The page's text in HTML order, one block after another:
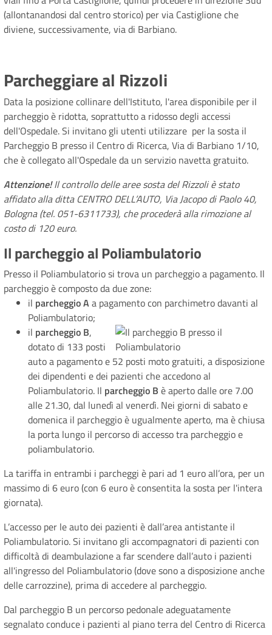
(allontanandosi dal centro storico) per via Castiglione che
diviene, successivamente, via di Barbiano.
Parcheggiare al Rizzoli
Data la posizione collinare dell'Istituto, l'area disponibile per il
parcheggio è ridotta, soprattutto a ridosso degli accessi
dell'Ospedale. Si invitano gli utenti utilizzare per la sosta il
Parcheggio B presso il Centro di Ricerca, Via di Barbiano 1/10,
che è collegato all'Ospedale da un servizio navetta gratuito.
Attenzione!Il controllo delle aree sosta del Rizzoli è stato
affidato alla ditta CENTRO DELL’AUTO, Via Jacopo di Paolo 40,
Bologna (tel. 051-6311733), che procederà alla rimozione al
costo di 120 euro.
Il parcheggio al Poliambulatorio
Presso il Poliambulatorio si trova un parcheggio a pagamento. Il
parcheggio è composto da due zone:
il parcheggio Aa pagamento con parchimetro davanti al
Poliambulatorio;
il parcheggio B,
dotato di 133 posti
auto a pagamento e 52 posti moto gratuiti, a disposizione
dei dipendenti e dei pazienti che accedono al
Poliambulatorio. Il parcheggio B è aperto dalle ore 7.00
alle 21.30, dal lunedì al venerdì. Nei giorni di sabato e
domenica il parcheggio è ugualmente aperto, ma è chiusa
la porta lungo il percorso di accesso tra parcheggio e
poliambulatorio.
La tariffa in entrambi i parcheggi è pari ad 1 euro all’ora, per un
massimo di 6 euro (con 6 euro è consentita la sosta per l'intera
giornata).
L’accesso per le auto dei pazienti è dall’area antistante il
Poliambulatorio. Si invitano gli accompagnatori di pazienti con
difficoltà di deambulazione a far scendere dall’auto i pazienti
all'ingresso del Poliambulatorio (dove sono a disposizione anche
delle carrozzine), prima di accedere al parcheggio.
Dal parcheggio B un percorso pedonale adeguatamente
segnalato conduce i pazienti al piano terra del Centro di Ricerca